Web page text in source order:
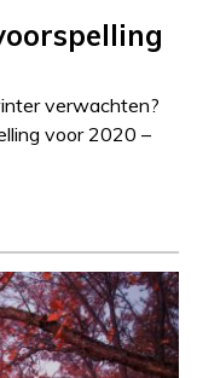
verwachten?
voor 2020 –